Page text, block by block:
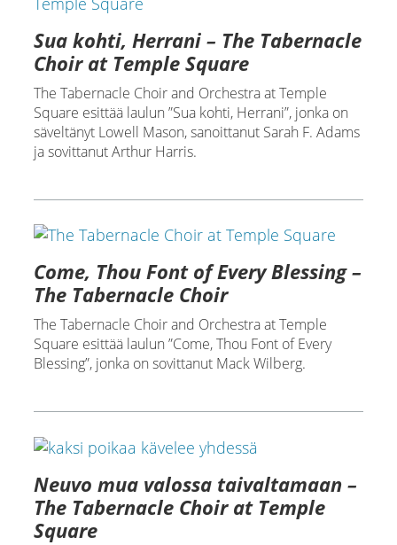
Sua kohti, Herrani – The Tabernacle
Choir at Temple Square
The Tabernacle Choir and Orchestra at Temple
Square esittää laulun ”Sua kohti, Herrani”, jonka on
säveltänyt Lowell Mason, sanoittanut Sarah F. Adams
ja sovittanut Arthur Harris.
Come, Thou Font of Every Blessing –
The Tabernacle Choir
The Tabernacle Choir and Orchestra at Temple
Square esittää laulun ”Come, Thou Font of Every
Blessing”, jonka on sovittanut Mack Wilberg.
Neuvo mua valossa taivaltamaan –
The Tabernacle Choir at Temple
Square